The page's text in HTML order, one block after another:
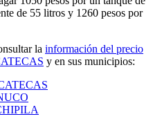
de 55 litros y 1260 pesos por
la información del precio
y en sus municipios: